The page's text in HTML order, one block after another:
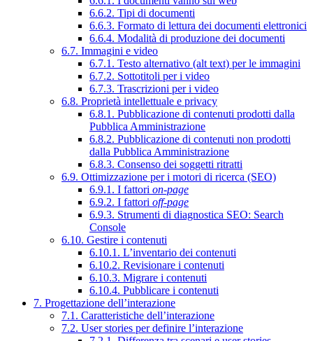
6.6.2. Tipi di documenti
6.6.3. Formato di lettura dei documenti elettronici
6.6.4. Modalità di produzione dei documenti
6.7. Immagini e video
6.7.1. Testo alternativo (alt text) per le immagini
6.7.2. Sottotitoli per i video
6.7.3. Trascrizioni per i video
6.8. Proprietà intellettuale e privacy
6.8.1. Pubblicazione di contenuti prodotti dalla
Pubblica Amministrazione
6.8.2. Pubblicazione di contenuti non prodotti
dalla Pubblica Amministrazione
6.8.3. Consenso dei soggetti ritratti
6.9. Ottimizzazione per i motori di ricerca (SEO)
6.9.1. I fattori on-page
6.9.2. I fattori off-page
6.9.3. Strumenti di diagnostica SEO: Search
Console
6.10. Gestire i contenuti
6.10.1. L’inventario dei contenuti
6.10.2. Revisionare i contenuti
6.10.3. Migrare i contenuti
6.10.4. Pubblicare i contenuti
7. Progettazione dell’interazione
7.1. Caratteristiche dell’interazione
7.2. User stories per definire l’interazione